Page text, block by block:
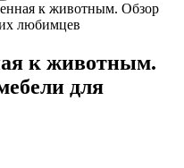
к животным. Обзор
любимцев
к животным.
для